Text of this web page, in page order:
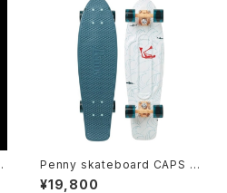
Penny skateboard CAPS 2
7"
¥19,800